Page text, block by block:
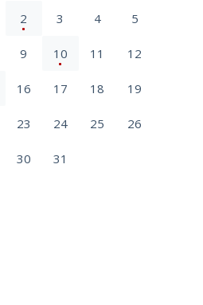
2 3 4 5
9 10 11 12
16 17 18 19
23 24 25 26
30 31